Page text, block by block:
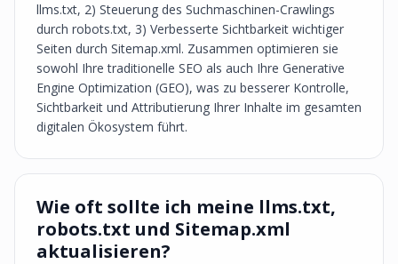
llms.txt, 2) Steuerung des Suchmaschinen-Crawlings
durch robots.txt, 3) Verbesserte Sichtbarkeit wichtiger
Seiten durch Sitemap.xml. Zusammen optimieren sie
sowohl Ihre traditionelle SEO als auch Ihre Generative
Engine Optimization (GEO), was zu besserer Kontrolle,
Sichtbarkeit und Attributierung Ihrer Inhalte im gesamten
digitalen Ökosystem führt.
Wie oft sollte ich meine llms.txt,
robots.txt und Sitemap.xml
aktualisieren?